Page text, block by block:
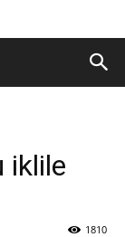
iklile
1810